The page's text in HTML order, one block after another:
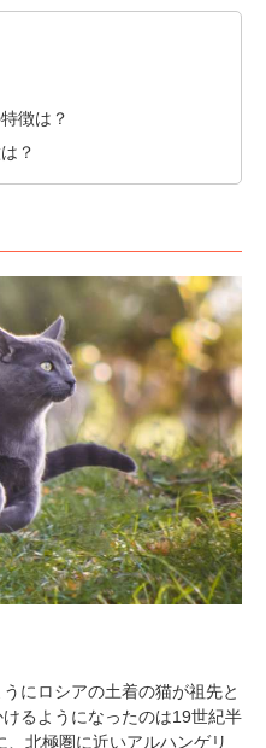
徴は？
？
にロシアの土着の猫が祖先と
るようになったのは19世紀半
北極圏に近いアルハンゲリ